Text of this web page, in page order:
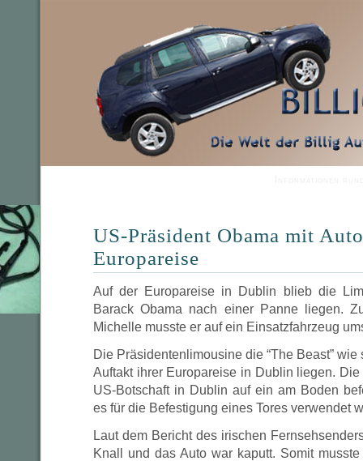
US-Präsident Obama mit
Europareise
Auf der Europareise in Dublin blieb die
Barack Obama nach einer Panne liegen.
Michelle musste er auf ein Einsatzfahrzeug
Die Präsidentenlimousine die “The Beast”
Auftakt ihrer Europareise in Dublin liegen.
US-Botschaft in Dublin auf ein am Boden
es für die Befestigung eines Tores verwendet
Laut dem Bericht des irischen
Knall und das Auto war kaputt. Somit